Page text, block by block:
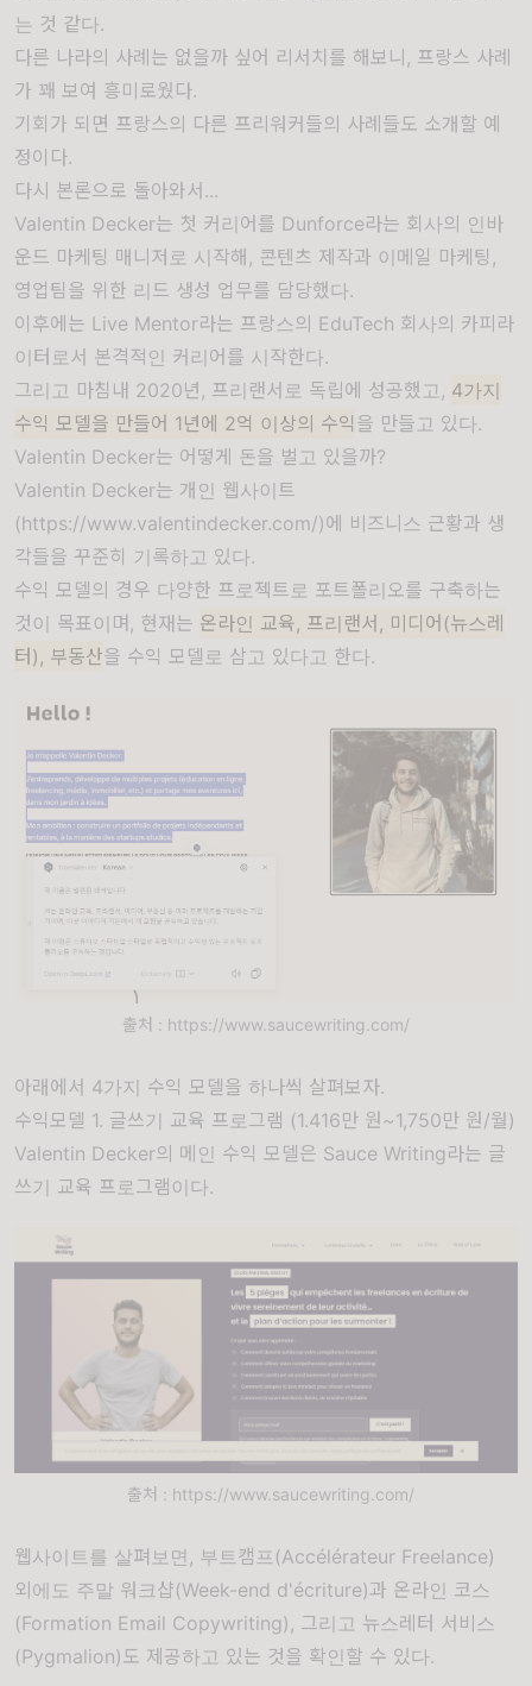
는 것 같다.
다른 나라의 사례는 없을까 싶어 리서치를 해보니, 프랑스 사례
가 꽤 보여 흥미로웠다.
기회가 되면 프랑스의 다른 프리워커들의 사례들도 소개할 예
정이다.
다시 본론으로 돌아와서...
Valentin Decker는 첫 커리어를 Dunforce라는 회사의 인바
운드 마케팅 매니저로 시작해, 콘텐츠 제작과 이메일 마케팅,
영업팀을 위한 리드 생성 업무를 담당했다.
이후에는 Live Mentor라는 프랑스의 EduTech 회사의 카피라
이터로서 본격적인 커리어를 시작한다.
그리고 마침내 2020년, 프리랜서로 독립에 성공했고, 4가지
수익 모델을 만들어 1년에 2억 이상의 수익 을 만들고 있다.
Valentin Decker는 어떻게 돈을 벌고 있을까?
Valentin Decker는 개인 웹사이트
(https://www.valentindecker.com/)에 비즈니스 근황과 생
각들을 꾸준히 기록하고 있다.
수익 모델의 경우 다양한 프로젝트로 포트폴리오를 구축하는
것이 목표이며, 현재는 온라인 교육, 프리랜서, 미디어(뉴스레
터), 부동산을 수익 모델로 삼고 있다고 한다.
출처 : https://www.saucewriting.com/
아래에서 4가지 수익 모델을 하나씩 살펴보자.
수익모델 1. 글쓰기 교육 프로그램 (1.416만 원~1,750만 원/월)
Valentin Decker의 메인 수익 모델은 Sauce Writing라는 글
쓰기 교육 프로그램이다.
출처 : https://www.saucewriting.com/
웹사이트를 살펴보면, 부트캠프(Accélérateur Freelance)
외에도 주말 워크샵(Week-end d'écriture)과 온라인 코스
(Formation Email Copywriting), 그리고 뉴스레터 서비스
(Pygmalion)도 제공하고 있는 것을 확인할 수 있다.